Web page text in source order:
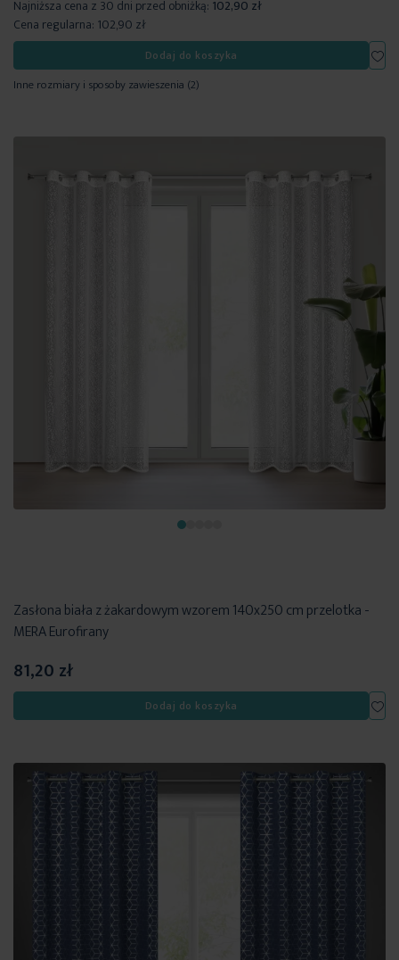
Najniższa cena z 30 dni przed obniżką: 102,90 zł
Cena regularna: 102,90 zł
Dodaj do koszyka
Inne rozmiary i sposoby zawieszenia (2)
Zasłona biała z żakardowym wzorem 140x250 cm przelotka -
MERA Eurofirany
81,20 zł
Dodaj do koszyka